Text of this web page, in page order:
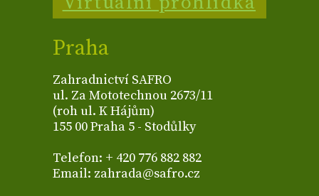
Praha
Zahradnictví SAFRO
ul. Za Mototechnou 2673/11
(roh ul. K Hájům)
155 00 Praha 5 - Stodůlky
Telefon: + 420 776 882 882
Email: zahrada@safro.cz